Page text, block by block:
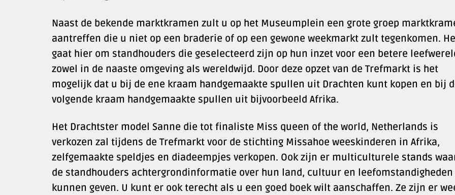
Naast de bekende marktkramen zult u op het Museumplein een grote groep
aantreffen die u niet op een braderie of op een gewone weekmarkt zult tegenkomen.
gaat hier om standhouders die geselecteerd zijn op hun inzet voor een betere
zowel in de naaste omgeving als wereldwijd. Door deze opzet van de Trefmarkt is het
mogelijk dat u bij de ene kraam handgemaakte spullen uit Drachten kunt kopen en bij
volgende kraam handgemaakte spullen uit bijvoorbeeld Afrika.
Het Drachtster model Sanne die tot finaliste Miss queen of the world, Netherlands is
verkozen zal tijdens de Trefmarkt voor de stichting Missahoe weeskinderen in Afrika,
zelfgemaakte speldjes en diadeempjes verkopen. Ook zijn er multiculturele stands
de standhouders achtergrondinformatie over hun land, cultuur en leefomstandigheden
kunnen geven. U kunt er ook terecht als u een goed boek wilt aanschaffen. Ze zijn er